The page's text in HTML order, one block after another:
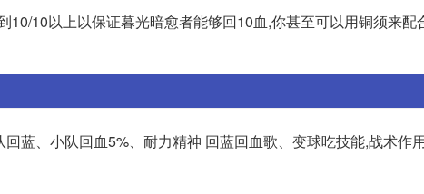
10以上以保证暮光暗愈者能够回10血,你甚至可以用铜须来配
蓝、小队回血5%、耐力精神 回蓝回血歌、变球吃技能,战术作用